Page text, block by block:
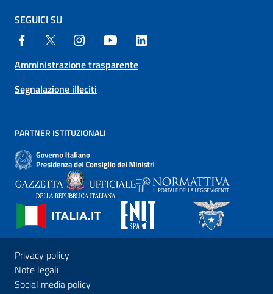
SEGUICI SU
Amministrazione trasparente
Segnalazione illeciti
PARTNER ISTITUZIONALI
Privacy policy
Note legali
Social media policy